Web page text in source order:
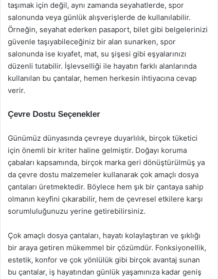
taşımak için değil, aynı zamanda seyahatlerde, spor
salonunda veya günlük alışverişlerde de kullanılabilir.
Örneğin, seyahat ederken pasaport, bilet gibi belgelerinizi
güvenle taşıyabileceğiniz bir alan sunarken, spor
salonunda ise kıyafet, mat, su şişesi gibi eşyalarınızı
düzenli tutabilir. İşlevselliği ile hayatın farklı alanlarında
kullanılan bu çantalar, hemen herkesin ihtiyacına cevap
verir.
Çevre Dostu Seçenekler
Günümüz dünyasında çevreye duyarlılık, birçok tüketici
için önemli bir kriter haline gelmiştir. Doğayı koruma
çabaları kapsamında, birçok marka geri dönüştürülmüş ya
da çevre dostu malzemeler kullanarak çok amaçlı dosya
çantaları üretmektedir. Böylece hem şık bir çantaya sahip
olmanın keyfini çıkarabilir, hem de çevresel etkilere karşı
sorumluluğunuzu yerine getirebilirsiniz.
Çok amaçlı dosya çantaları, hayatı kolaylaştıran ve şıklığı
bir araya getiren mükemmel bir çözümdür. Fonksiyonellik,
estetik, konfor ve çok yönlülük gibi birçok avantaj sunan
bu çantalar, iş hayatından günlük yaşamınıza kadar geniş